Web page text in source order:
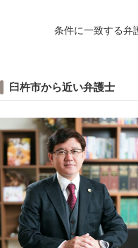
条件に一致する弁
臼杵市から近い弁護士